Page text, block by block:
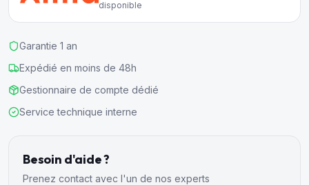
disponible
Garantie 1 an
Expédié en moins de 48h
Gestionnaire de compte dédié
Service technique interne
Besoin d'aide ?
Prenez contact avec l'un de nos experts